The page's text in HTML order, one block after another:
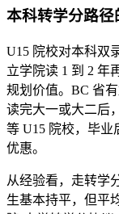
本科转学分路径
U15 院校对本科
立学院读 1 到 2
规划价值。BC 省
读完大一或大二后
等 U15 院校，毕业
优惠。
从经验看，走转学
生基本持平，但平